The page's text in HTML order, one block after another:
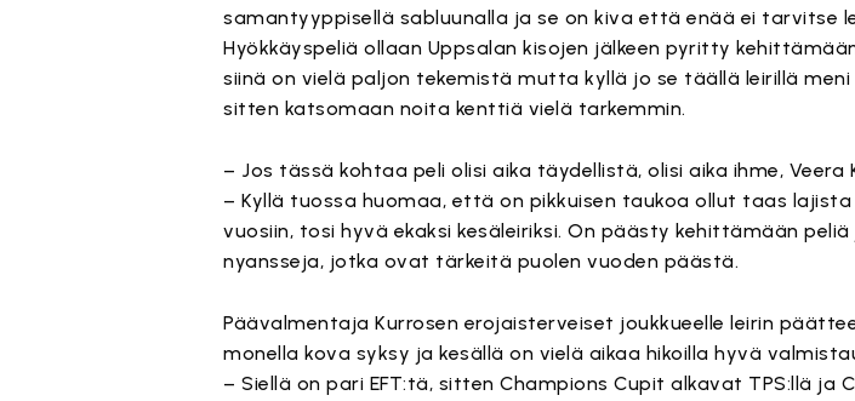
samantyyppisellä sabluunalla ja se on kiva että enää ei tarvitse
Hyökkäyspeliä ollaan Uppsalan kisojen jälkeen pyritty
siinä on vielä paljon tekemistä mutta kyllä jo se täällä leirillä
sitten katsomaan noita kenttiä vielä tarkemmin.
– Jos tässä kohtaa peli olisi aika täydellistä, olisi aika ihme, Veera
– Kyllä tuossa huomaa, että on pikkuisen taukoa ollut taas
vuosiin, tosi hyvä ekaksi kesäleiriksi. On päästy kehittämään
nyansseja, jotka ovat tärkeitä puolen vuoden päästä.
Päävalmentaja Kurrosen erojaisterveiset joukkueelle leirin
monella kova syksy ja kesällä on vielä aikaa hikoilla hyvä
– Siellä on pari EFT:tä, sitten Champions Cupit alkavat TPS:llä ja